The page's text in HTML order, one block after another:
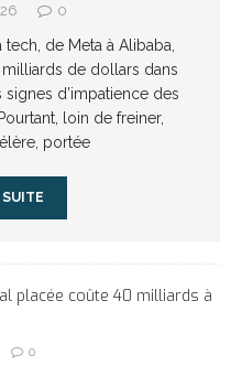
0
de Meta à Alibaba,
de dollars dans
signes d’impatience des
loin de freiner,
portée
SUITE
placée coûte 40 milliards à
0